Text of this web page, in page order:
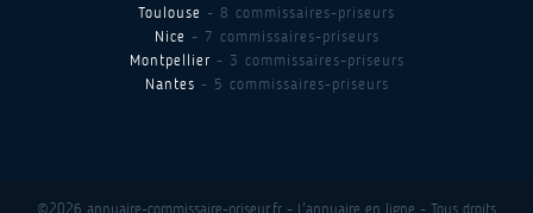
Toulouse - 8 commissaires-priseurs
Nice - 7 commissaires-priseurs
Montpellier - 3 commissaires-priseurs
Nantes - 5 commissaires-priseurs
©2026 annuaire-commissaire-priseur.fr - L'annuaire en ligne - Tous droits